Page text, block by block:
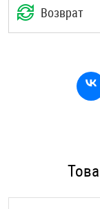
Возврат